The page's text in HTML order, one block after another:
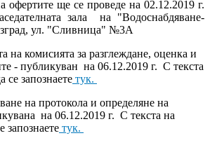
офертите ще се проведе на 02.12.2019 г.
зала
на "Водоснабдяване-
ул. "Сливница" №3А
на комисията за разглеждане, оценка и
- публикуван на 06.12.2019 г. С текста
се запознаете тук.
на протокола и определяне на
на 06.12.2019 г. С текста на
запознаете тук.